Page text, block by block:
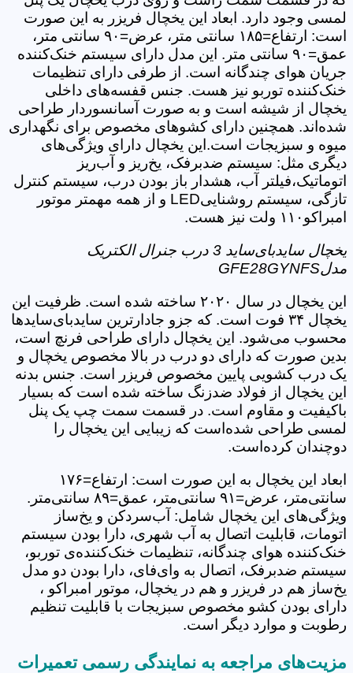
لمسی وجود دارد. ابعاد این یخچال فریزر به این صورت
است: ارتفاع=۱۸۵ سانتی متر، عرض=۹۰ سانتی متر،
عمق=۹۰ سانتی متر. این مدل دارای سیستم خنک‌کننده
جریان هوای چندگانه است. از طرفی دارای تنظیمات
خنک‌کننده توربو نیز هست. جنس قفسه‌های داخلی
یخچال از شیشه است و به صورت آسانسوردار طراحی
شده‌اند. همچنین دارای کشوهای مخصوص برای نگهداری
میوه و سبزیجات است.این یخچال دارای ویژگی‌های
دیگری مثل: سیستم ضدبرفک، یخ‌ریز و آب‌ریز
اتوماتیک،فیلتر آب، هشدار باز بودن درب، سیستم کنترل
تازگی، سیستم روشناییLED و از همه مهمتر موتور
امبراکو۱۱۰ ولت نیز هست.
یخچال سایدبای‌ساید 3 درب جنرال الکتریک
مدلGFE28GYNFS
این یخچال در سال ۲۰۲۰ ساخته شده است. ظرفیت این
یخچال ۳۴ فوت است. که جزو جادارترین سایدبای‌سایدها
محسوب می‌شود. این یخچال دارای طراحی فرنچ است،
بدین صورت که دارای دو درب در بالا مخصوص یخچال و
یک درب کشویی پایین مخصوص فریزر است. جنس بدنه
این یخچال از فولاد ضدزنگ ساخته شده است که بسیار
باکیفیت و مقاوم است. در قسمت سمت چپ یک پنل
لمسی طراحی شده‌است که زیبایی این یخچال را
دوچندان کرده‌است.
ابعاد این یخچال به این صورت است: ارتفاع=۱۷۶
سانتی‌متر، عرض=۹۱ سانتی‌متر، عمق=۸۹ سانتی‌متر.
ویژگی‌های این یخچال شامل: آب‌سردکن و یخ‌ساز
اتومات، قابلیت اتصال به آب شهری، دارا بودن سیستم
خنک‌کننده هوای چندگانه، تنظیمات خنک‌کننده‌ی توربو،
سیستم ضدبرفک، اتصال به وای‌فای، دارا بودن دو مدل
یخ‌ساز هم در فریزر و هم در یخچال، موتور امبراکو ،
دارای بودن کشو مخصوص سبزیجات با قابلیت تنظیم
رطوبت و موارد دیگر است.
مزیت‌های مراجعه به نمایندگی رسمی تعمیرات